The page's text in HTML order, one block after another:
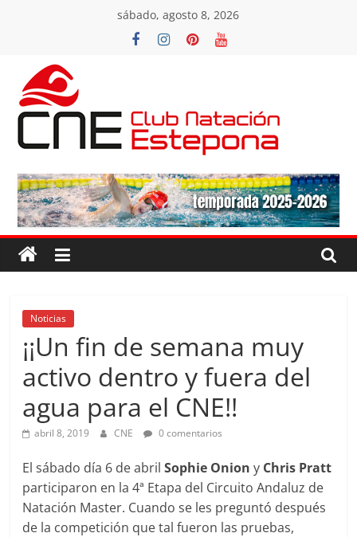
sábado, agosto 8, 2026
Club
Natacion
Estepona
Club
Natacion
Noticias
¡¡Un fin de semana muy
activo dentro y fuera del
agua para el CNE!!
abril 8, 2019 CNE 0 comentarios
El sábado día 6 de abrilSophie Onion y Chris Pratt
participaron en la 4ª Etapa del Circuito Andaluz de
Natación Master. Cuando se les preguntó después
de la competición que tal fueron las pruebas,